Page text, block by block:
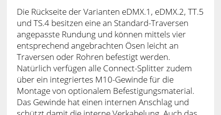
Die Rückseite der Varianten eDMX.1, eDMX.2, TT.5
und TS.4 besitzen eine an Standard-Traversen
angepasste Rundung und können mittels vier
entsprechend angebrachten Ösen leicht an
Traversen oder Rohren befestigt werden.
Natürlich verfügen alle Connect-Splitter zudem
über ein integriertes M10-Gewinde für die
Montage von optionalem Befestigungsmaterial.
Das Gewinde hat einen internen Anschlag und